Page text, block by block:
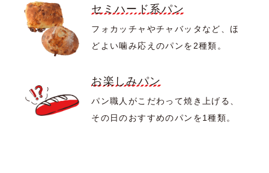
セミハード系パン
フォカッチャやチャバッタなど、ほ
どよい噛み応えのパンを2種類。
お楽しみパン
パン職人がこだわって焼き上げる、
その日のおすすめのパンを1種類。